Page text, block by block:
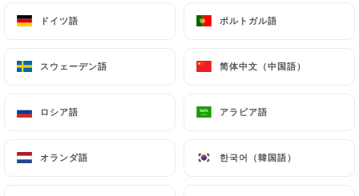
ドイツ語 ポルトガル語
スウェーデン語 简体中文（中国語）
ロシア語 アラビア語
オランダ語 한국어（韓国語）
ドイツ語 ポルトガル語
スウェーデン語 简体中文（中国語）
ロシア語 アラビア語
オランダ語 한국어（韓国語）